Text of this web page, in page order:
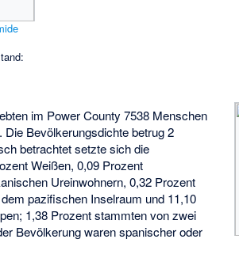
im Power County 7538 Menschen
Die Bevölkerungsdichte betrug 2
betrachtet setzte sich die
Weißen, 0,09 Prozent
Ureinwohnern, 0,32 Prozent
pazifischen Inselraum und 11,10
1,38 Prozent stammten von zwei
Bevölkerung waren spanischer oder